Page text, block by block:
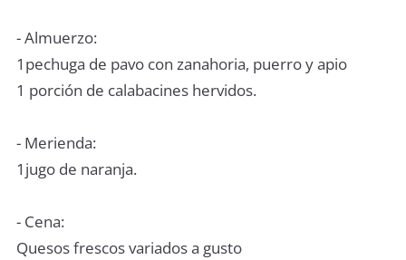
- Almuerzo:
1pechuga de pavo con zanahoria, puerro y apio
1 porción de calabacines hervidos.
- Merienda:
1jugo de naranja.
- Cena:
Quesos frescos variados a gusto